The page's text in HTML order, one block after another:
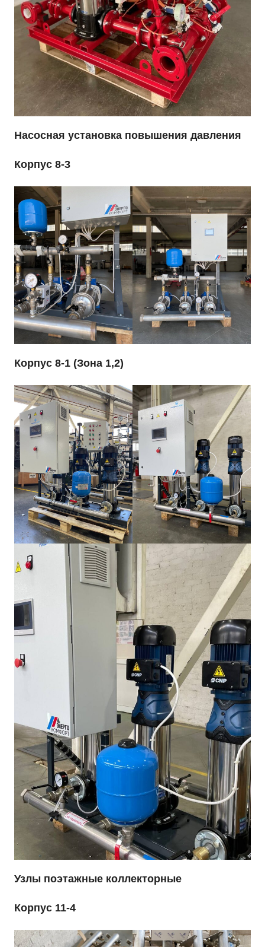
Насосная установка повышения давления
Корпус 8-3
Корпус 8-1 (Зона 1,2)
Узлы поэтажные коллекторные
Корпус 11-4